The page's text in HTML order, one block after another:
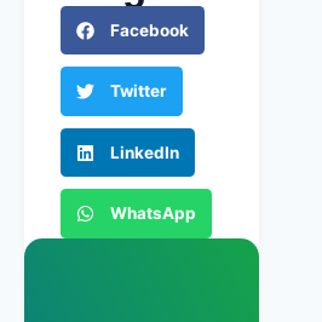
Facebook
Twitter
LinkedIn
WhatsApp